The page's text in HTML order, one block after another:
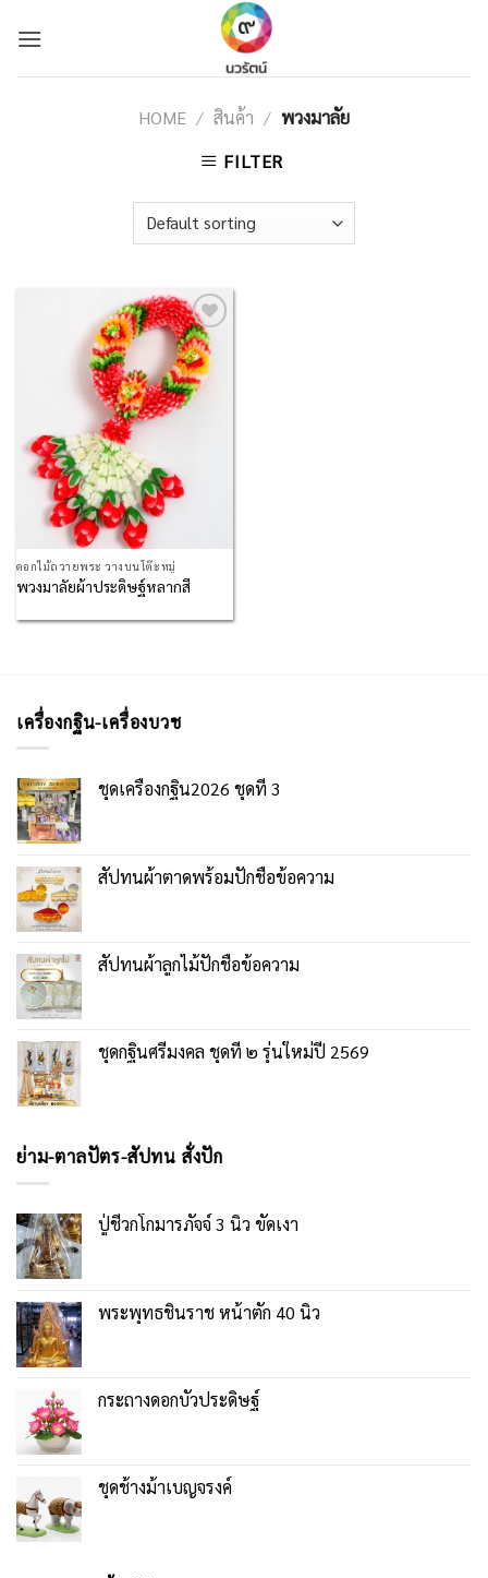
HOME / สินค้า / พวงมาลัย
FILTER
Add to
Wishlist
ดอกไม้ถวายพระ วางบนโต๊ะหมู่
พวงมาลัยผ้าประดิษฐ์หลากสี
เครื่องกฐิน-เครื่องบวช
ชุดเครื่องกฐิน2026 ชุดที่ 3
สัปทนผ้าตาดพร้อมปักชื่อข้อความ
สัปทนผ้าลูกไม้ปักชื่อข้อความ
ชุดกฐินศรีมงคล ชุดที่ ๒ รุ่นใหม่ปี 2569
ย่าม-ตาลปัตร-สัปทน สั่งปัก
ปู่ชีวกโกมารภัจจ์ 3 นิ้ว ขัดเงา
พระพุทธชินราช หน้าตัก 40 นิ้ว
กระถางดอกบัวประดิษฐ์
ชุดช้างม้าเบญจรงค์